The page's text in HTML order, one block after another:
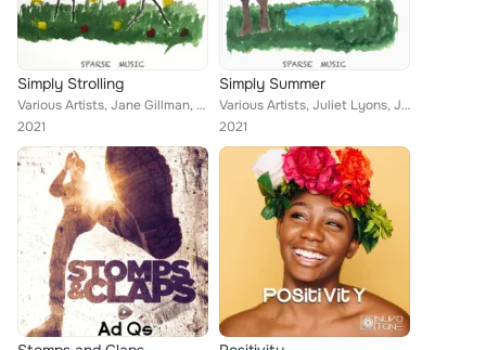
Simply Strolling
Various Artists, Jane Gillman, Carey Domb, Mark Hatter, Clifford Hackford, Bald Wyntin, Neil Zimmerman, John Ware
2021
Simply Summer
Various Artists, Juliet Lyons, Jane Gillman, James McKee Smith, John Ware, Mark Hatter, Scott Klamm, Bald Wyntin, Clifford Hackf...
2021